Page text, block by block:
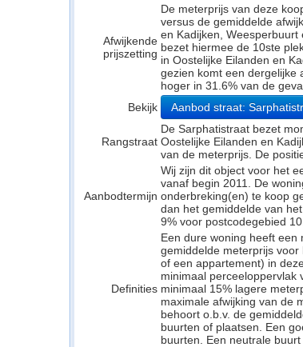
Afwijkende
prijszetting
De meterprijs van deze
versus de gemiddelde
en Kadijken,
bezet hiermee de 10ste
in Oostelijke Eilanden en
gezien komt een dergelijke
hoger in 31.6% van de
Bekijk
Aanbod straat:
Rangstraat
De Sarphatistraat bezet
Oostelijke Eilanden en
van de meterprijs. De
Aanbodtermijn
Wij zijn dit object voor het
vanaf begin 2011. De
onderbreking(en) te koop
dan het gemiddelde van
9% voor postcodegebied
Definities
Een dure woning heeft
gemiddelde meterprijs
of een appartement) in
minimaal perceeloppervlak
minimaal 15% lagere
maximale afwijking van de
behoort o.b.v. de
buurten of plaatsen. Een
buurten. Een neutrale